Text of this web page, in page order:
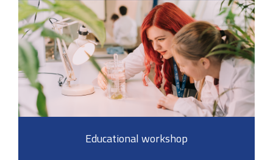
Educational workshop